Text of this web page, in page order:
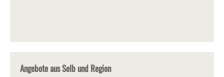
Angebote aus Selb und Region